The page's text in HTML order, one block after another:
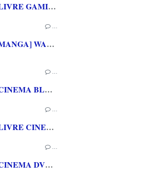
[REVUE LIVRE GAMING] - RETRO - ARCADE CLASSICS - La grande histoire des bornes de jeux vidéo aux éditions CASA
…
[REVUE MANGA] WARCRAFT LE PUITS DE SOLEIL - La chasse au dragon chez Mana Books
…
[REVUE CINEMA BLU-RAY] LA TOUR DE GLACE
…
[REVUE LIVRE CINEMA] FAST & FURIOUS d' Arnaud BRIAND aux éditions CASA
…
[REVUE CINEMA DVD] COUTURES